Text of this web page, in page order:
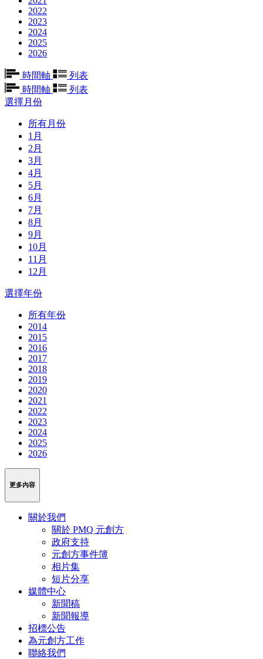
2022
2023
2024
2025
2026
時間軸
列表
時間軸
列表
選擇月份
所有月份
1月
2月
3月
4月
5月
6月
7月
8月
9月
10月
11月
12月
選擇年份
所有年份
2014
2015
2016
2017
2018
2019
2020
2021
2022
2023
2024
2025
2026
更多內容
關於我們
關於 PMQ 元創方
政府支持
元創方事件簿
相片集
短片分享
媒體中心
新聞稿
新聞報導
招標公告
為元創方工作
聯絡我們